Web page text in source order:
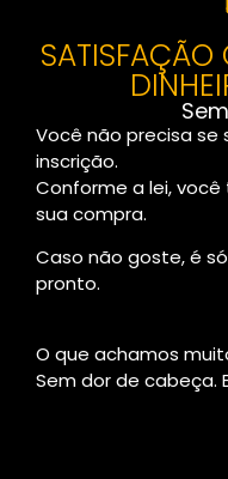
SATISFAÇÃO
Você não precisa
inscrição.
Conforme a lei,
sua compra.
Caso não goste, é
pronto.
O que achamos
Sem dor de cabeça.